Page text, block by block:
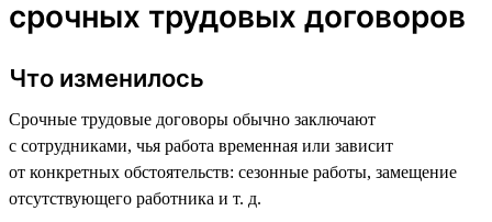
срочных трудовых договоров
Что изменилось
Срочные трудовые договоры обычно заключают
с сотрудниками, чья работа временная или зависит
от конкретных обстоятельств: сезонные работы, замещение
отсутствующего работника и т. д.